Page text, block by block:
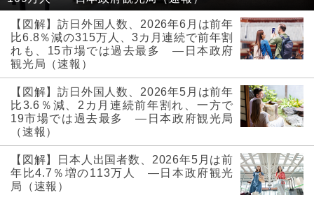
【図解】訪日外国人数、2026年6月は前年
比6.8％減の315万人、3カ月連続で前年割
れも、15市場では過去最多 ―日本政府
観光局（速報）
【図解】訪日外国人数、2026年5月は前年
比3.6％減、2カ月連続前年割れ、一方で
19市場では過去最多 ―日本政府観光局
（速報）
【図解】日本人出国者数、2026年5月は前
年比4.7％増の113万人 ―日本政府観光
局（速報）